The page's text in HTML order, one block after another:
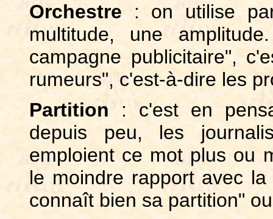
Orchestre: on utilise
multitude, une
campagne publicitaire",
rumeurs", c'est-à-dire les
Partition : c'est en
depuis peu, les
emploient ce mot plus ou
le moindre rapport avec
connaît bien sa partition"